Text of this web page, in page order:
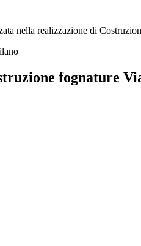
nella realizzazione di
fognature